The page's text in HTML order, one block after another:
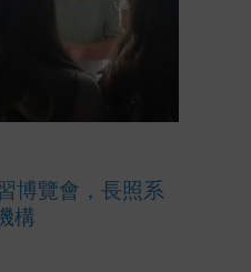
博覽會，長照系
構